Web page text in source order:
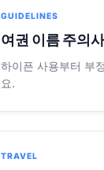
GUIDELINES
여권 이름 주의
하이픈 사용부터 부
요.
TRAVEL